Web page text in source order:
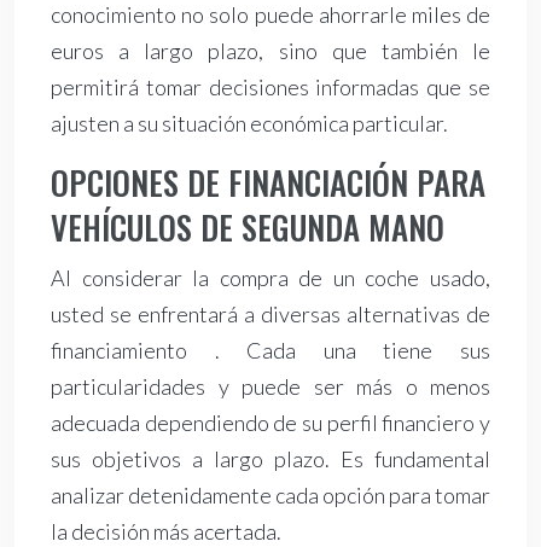
conocimiento no solo puede ahorrarle miles de
euros a largo plazo, sino que también le
permitirá tomar decisiones informadas que se
ajusten a su situación económica particular.
OPCIONES DE FINANCIACIÓN PARA
VEHÍCULOS DE SEGUNDA MANO
Al considerar la compra de un coche usado,
usted se enfrentará a diversas alternativas de
financiamiento . Cada una tiene sus
particularidades y puede ser más o menos
adecuada dependiendo de su perfil financiero y
sus objetivos a largo plazo. Es fundamental
analizar detenidamente cada opción para tomar
la decisión más acertada.